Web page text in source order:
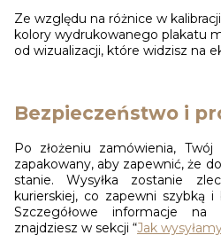
Ze względu na różnice w
kolory wydrukowanego plakatu
od wizualizacji, które widzisz na
Bezpieczeństwo i
Po złożeniu zamówienia,
zapakowany, aby zapewnić, że
stanie. Wysyłka zostanie
kurierskiej, co zapewni szybką i
Szczegółowe informacje na
znajdziesz w sekcji “Jak